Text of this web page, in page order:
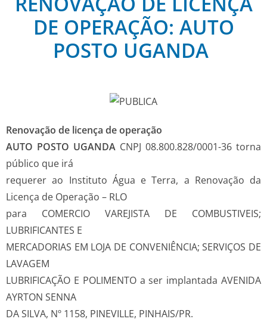
DE OPERAÇÃO: AUTO
POSTO UGANDA
Renovação de licença de operação
AUTO POSTO UGANDA CNPJ 08.800.828/0001-36 torna
público que irá
requerer ao Instituto Água e Terra, a Renovação da
Licença de Operação – RLO
para COMERCIO VAREJISTA DE COMBUSTIVEIS;
LUBRIFICANTES E
MERCADORIAS EM LOJA DE CONVENIÊNCIA; SERVIÇOS DE
LAVAGEM
LUBRIFICAÇÃO E POLIMENTO a ser implantada AVENIDA
AYRTON SENNA
DA SILVA, Nº 1158, PINEVILLE, PINHAIS/PR.